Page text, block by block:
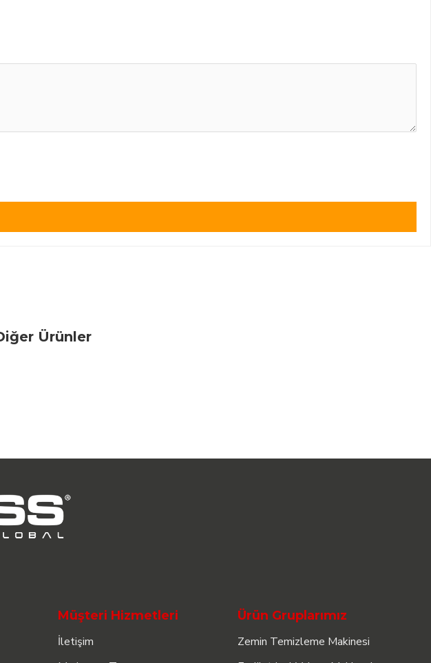
Ürünler
Müşteri Hizmetleri
İletişim
Ürün Gruplarımız
Zemin Temizleme Makinesi